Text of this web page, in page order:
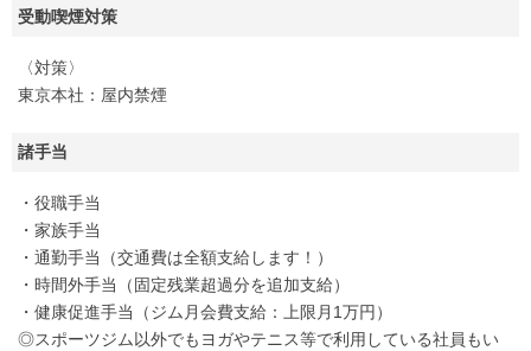
受動喫煙対策
〈対策〉
東京本社：屋内禁煙
諸手当
・役職手当
・家族手当
・通勤手当（交通費は全額支給します！）
・時間外手当（固定残業超過分を追加支給）
・健康促進手当（ジム月会費支給：上限月1万円）
◎スポーツジム以外でもヨガやテニス等で利用している社員もい